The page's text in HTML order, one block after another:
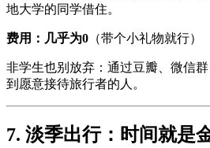
地大学的同学借住。
费用：几乎为0 （带个小礼物就行）
非学生也别放弃：通过豆瓣、微信
到愿意接待旅行者的人。
7. 淡季出行：时间就是